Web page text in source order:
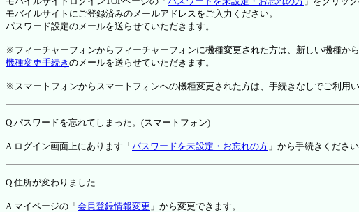
モバイルサイトにご登録済みのメールアドレスをご入力ください。
パスワード設定のメールを送らせていただきます。
※フィーチャーフォンからフィーチャーフォンに機種変更された方は、新しい機種か
機種変更手続き のメールを送らせていただきます。
※スマートフォンからスマートフォンへの機種変更された方は、手続きなしでご利用
Q.パスワードを忘れてしまった。(スマートフォン)
A.ログイン画面上にあります「 パスワードを未設定・お忘れの方 」から手続きください
Q.住所が変わりました
A.マイページの「 会員登録情報変更 」から変更できます。